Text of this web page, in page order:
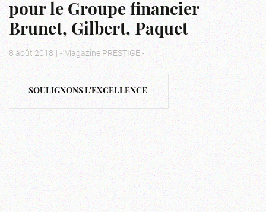
pour le Groupe financier
Brunet, Gilbert, Paquet
8 août 2018 | - Magazine PRESTIGE -
SOULIGNONS L'EXCELLENCE